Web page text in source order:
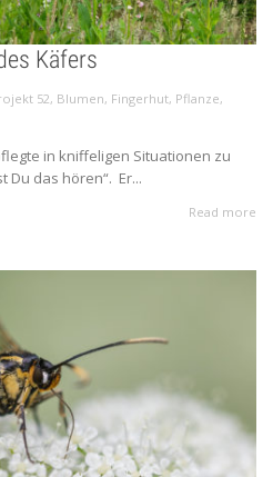
Käfers
52, Blumen, Fingerhut, Pflanze,
in kniffeligen Situationen zu
Du das hören“. Er...
Read more